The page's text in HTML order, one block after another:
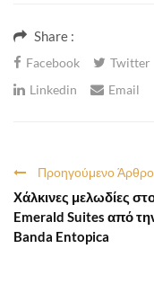
Share :
Facebook Twitter
Linkedin
Email
Προηγούμενο Άρθρο
Χάλκινες μελωδίες
Emerald Suites από
Banda Entopica